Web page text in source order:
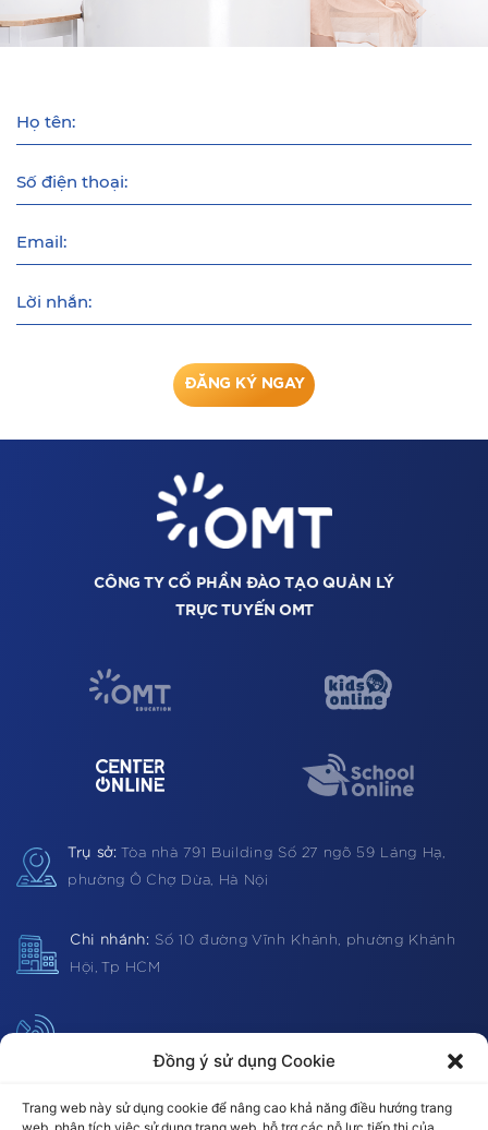
Đồng ý sử dụng Cookie
Trang web này sử dụng cookie để nâng cao khả năng điều hướng trang
Họ tên:
Số điện thoại:
Email:
Lời nhắn:
ĐĂNG KÝ NGAY
CÔNG TY CỔ PHẦN ĐÀO TẠO QUẢN LÝ
TRỰC TUYẾN OMT
Trụ sở: Tòa nhà 791 Building Số 27 ngõ 59 Láng Hạ,
phường Ô Chợ Dừa, Hà Nội
Chi nhánh: Số 10 đường Vĩnh Khánh, phường Khánh
Hội, Tp HCM